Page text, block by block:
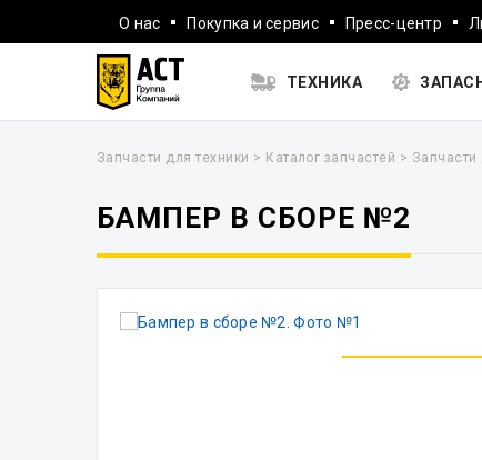
О нас Покупка и сервис Пресс-центр
ТЕХНИКА
Запчасти для техники > Каталог запчастей > Запчасти
БАМПЕР В СБОРЕ №2